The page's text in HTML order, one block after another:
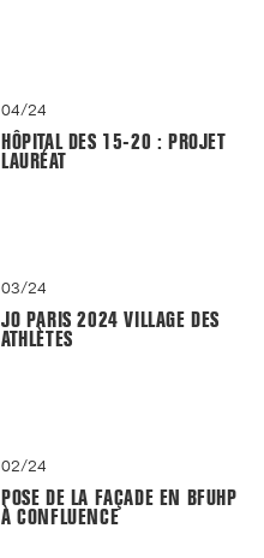
04/24
HÔPITAL DES 15-20 : PROJET
LAURÉAT
03/24
JO PARIS 2024 VILLAGE DES
ATHLÈTES
02/24
POSE DE LA FAÇADE EN BFUHP
À CONFLUENCE